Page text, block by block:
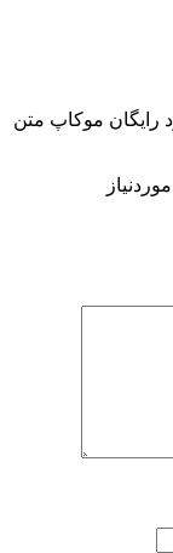
رایگان موکاپ متن